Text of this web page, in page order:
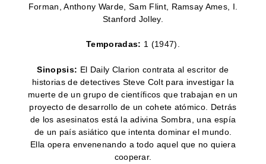
Forman, Anthony Warde, Sam Flint, Ramsay Ames, I.
Stanford Jolley.
Temporadas: 1 (1947).
Sinopsis: El Daily Clarion contrata al escritor de
historias de detectives Steve Colt para investigar la
muerte de un grupo de científicos que trabajan en un
proyecto de desarrollo de un cohete atómico. Detrás
de los asesinatos está la adivina Sombra, una espía
de un país asiático que intenta dominar el mundo.
Ella opera envenenando a todo aquel que no quiera
cooperar.